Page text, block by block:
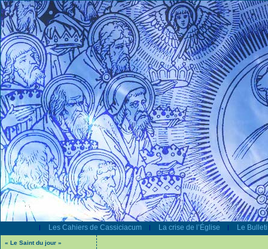
| Les Cahiers de Cassiciacum | La crise de l’Église | Le
« Le Saint du jour »